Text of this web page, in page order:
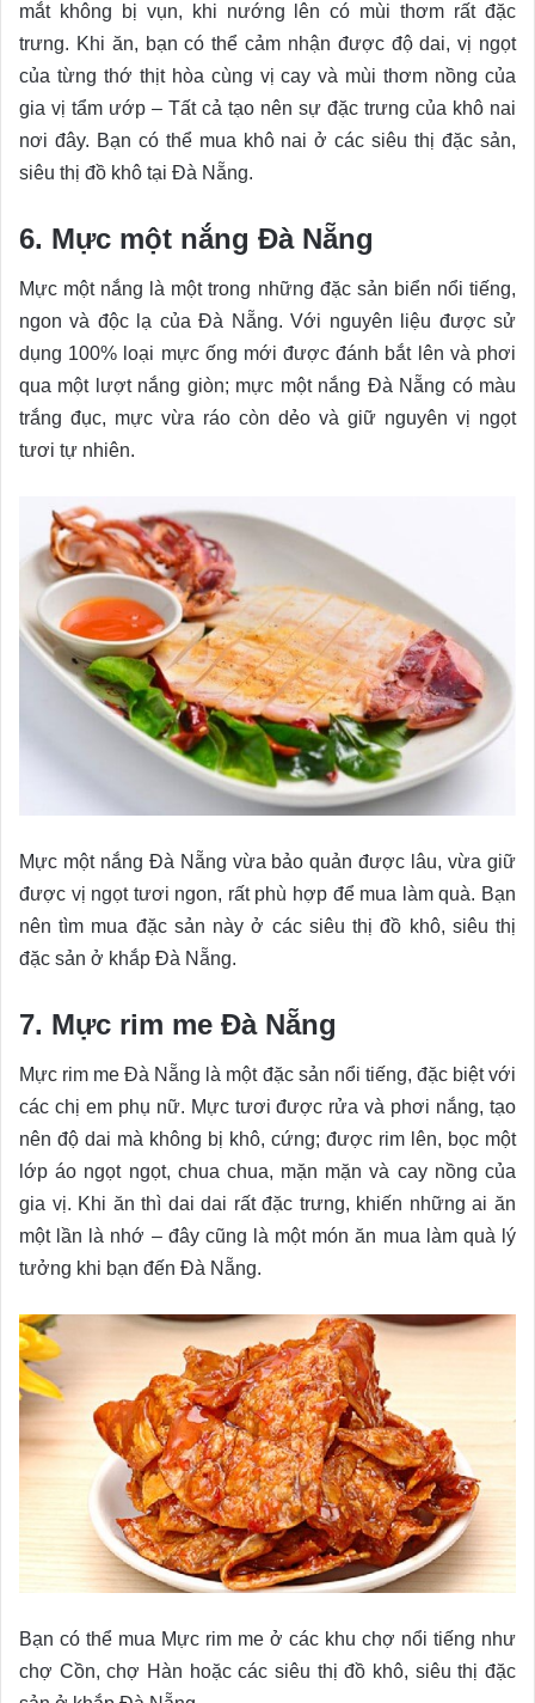
mắt không bị vụn, khi nướng lên có mùi thơm rất đặc
trưng. Khi ăn, bạn có thể cảm nhận được độ dai, vị ngọt
của từng thớ thịt hòa cùng vị cay và mùi thơm nồng của
gia vị tẩm ướp – Tất cả tạo nên sự đặc trưng của khô nai
nơi đây. Bạn có thể mua khô nai ở các siêu thị đặc sản,
siêu thị đồ khô tại Đà Nẵng.
6. Mực một nắng Đà Nẵng
Mực một nắng là một trong những đặc sản biển nổi tiếng,
ngon và độc lạ của Đà Nẵng. Với nguyên liệu được sử
dụng 100% loại mực ống mới được đánh bắt lên và phơi
qua một lượt nắng giòn; mực một nắng Đà Nẵng có màu
trắng đục, mực vừa ráo còn dẻo và giữ nguyên vị ngọt
tươi tự nhiên.
Mực một nắng Đà Nẵng vừa bảo quản được lâu, vừa giữ
được vị ngọt tươi ngon, rất phù hợp để mua làm quà. Bạn
nên tìm mua đặc sản này ở các siêu thị đồ khô, siêu thị
đặc sản ở khắp Đà Nẵng.
7. Mực rim me Đà Nẵng
Mực rim me Đà Nẵng là một đặc sản nổi tiếng, đặc biệt với
các chị em phụ nữ. Mực tươi được rửa và phơi nắng, tạo
nên độ dai mà không bị khô, cứng; được rim lên, bọc một
lớp áo ngọt ngọt, chua chua, mặn mặn và cay nồng của
gia vị. Khi ăn thì dai dai rất đặc trưng, khiến những ai ăn
một lần là nhớ – đây cũng là một món ăn mua làm quà lý
tưởng khi bạn đến Đà Nẵng.
Bạn có thể mua Mực rim me ở các khu chợ nổi tiếng như
chợ Cồn, chợ Hàn hoặc các siêu thị đồ khô, siêu thị đặc